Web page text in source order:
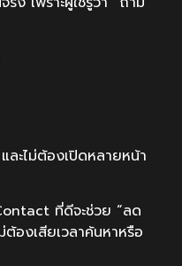
ละไม่ต้องเปิดหลายหน้า
ที่ดีจะช่วย “ลด
ต้องเสียเวลาค้นหาหรือ